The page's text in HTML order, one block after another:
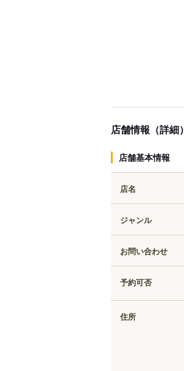
店舗情報（詳細）
店舗基本情報
店名
ジャンル
お問い合わせ
予約可否
住所